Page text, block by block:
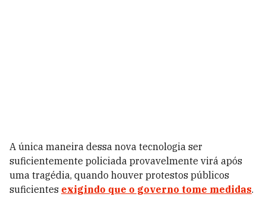
A única maneira dessa nova tecnologia ser
suficientemente policiada provavelmente virá após
uma tragédia, quando houver protestos públicos
suficientes exigindo que o governo tome medidas.